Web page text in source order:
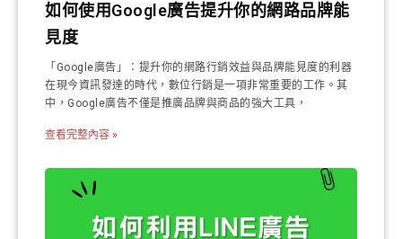
如何使用Google廣告提升你的網路品牌能
見度
「Google廣告」：提升你的網路行銷效益與品牌能見度的利器
在現今資訊發達的時代，數位行銷是一項非常重要的工作。其
中，Google廣告不僅是推廣品牌與商品的強大工具，
查看完整內容 »